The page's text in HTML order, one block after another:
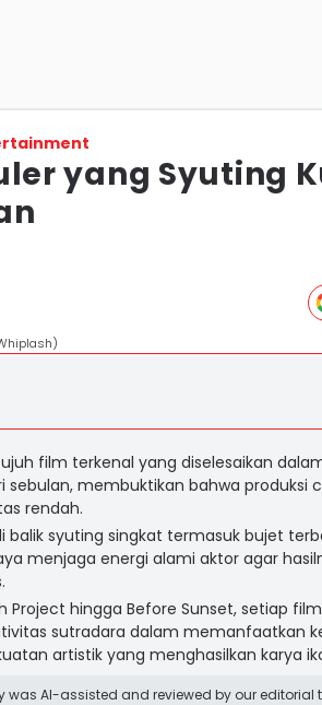
yang Syuting
film terkenal yang diselesaikan
sebulan, membuktikan bahwa produksi
rendah.
balik syuting singkat termasuk bujet
menjaga energi alami aktor agar
Project hingga Before Sunset, setiap film
sutradara dalam memanfaatkan
artistik yang menghasilkan karya
was AI-assisted and reviewed by our editorial